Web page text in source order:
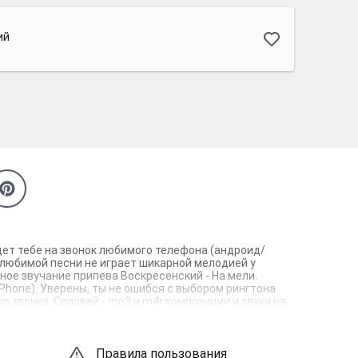
тебе на звонок любимого телефона (андроид/
песни не играет шикарной мелодией у
звучание припева Воскресенский - На мели.
Уверены, ты не ошибся с выбором рингтона
Соловей - mp3 и m4r композиции и звуки на
Правила пользования